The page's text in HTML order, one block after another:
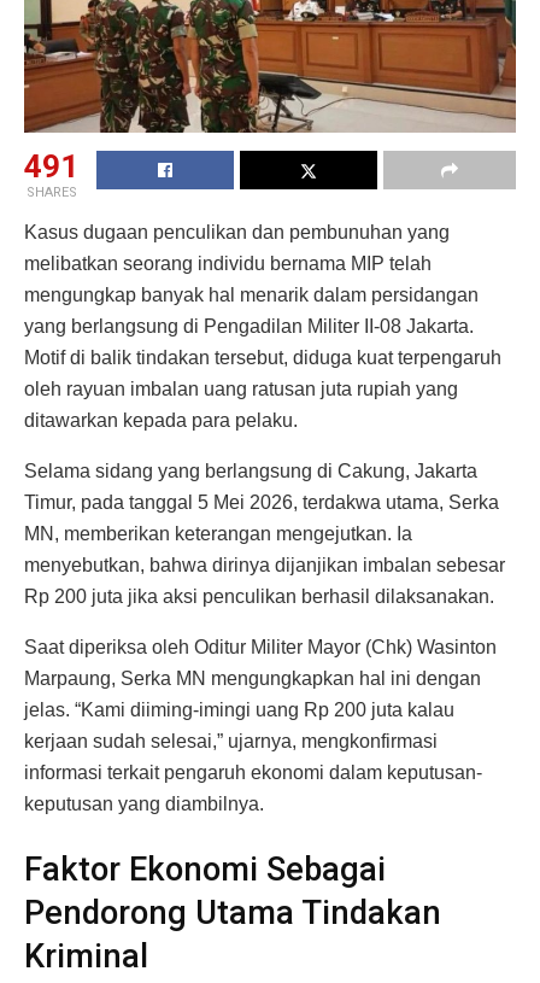
491
SHARES
Kasus dugaan penculikan dan pembunuhan yang
melibatkan seorang individu bernama MIP telah
mengungkap banyak hal menarik dalam persidangan
yang berlangsung di Pengadilan Militer II-08 Jakarta.
Motif di balik tindakan tersebut, diduga kuat terpengaruh
oleh rayuan imbalan uang ratusan juta rupiah yang
ditawarkan kepada para pelaku.
Selama sidang yang berlangsung di Cakung, Jakarta
Timur, pada tanggal 5 Mei 2026, terdakwa utama, Serka
MN, memberikan keterangan mengejutkan. Ia
menyebutkan, bahwa dirinya dijanjikan imbalan sebesar
Rp 200 juta jika aksi penculikan berhasil dilaksanakan.
Saat diperiksa oleh Oditur Militer Mayor (Chk) Wasinton
Marpaung, Serka MN mengungkapkan hal ini dengan
jelas. “Kami diiming-imingi uang Rp 200 juta kalau
kerjaan sudah selesai,” ujarnya, mengkonfirmasi
informasi terkait pengaruh ekonomi dalam keputusan-
keputusan yang diambilnya.
Faktor Ekonomi Sebagai
Pendorong Utama Tindakan
Kriminal